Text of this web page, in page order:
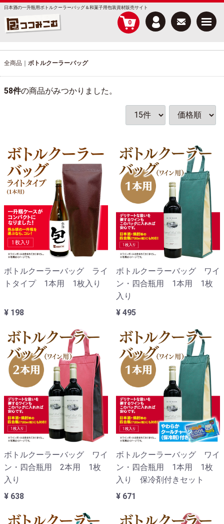
日本酒の一升瓶用ボトルクーラーバッグ＆和菓子用包装資材販売サイト
0 Menu
全商品 ボトルクーラーバッグ
58件の商品がみつかりました。
ボトルクーラーバッグ ライ
トタイプ 1本用 1枚入り
¥ 198
ボトルクーラーバッグ ワイ
ン・四合瓶用 1本用 1枚
入り
¥ 495
ボトルクーラーバッグ ワイ
ン・四合瓶用 2本用 1枚
入り
¥ 638
ボトルクーラーバッグ ワイ
ン・四合瓶用 1本用 1枚
入り 保冷剤付きセット
¥ 671